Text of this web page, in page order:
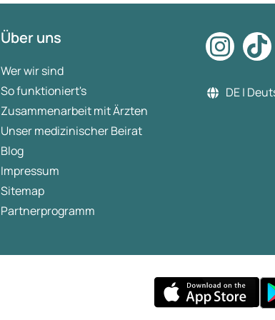
Über uns
Wer wir sind
So funktioniert's
Zusammenarbeit mit Ärzten
Unser medizinischer Beirat
Blog
Impressum
Sitemap
Partnerprogramm
DE |